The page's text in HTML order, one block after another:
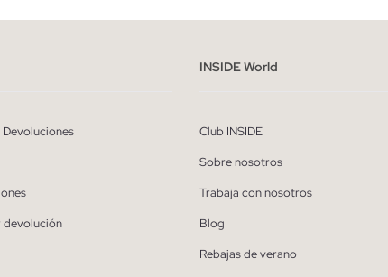
* Puedes cancelar la suscripción en cualquier momento.
Devoluciones
devolución
INSIDE World
Club INSIDE
Sobre nosotros
Trabaja con nosotros
Blog
Rebajas de verano